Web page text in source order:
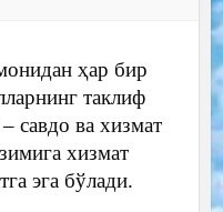
ҳар бир
таклиф
савдо ва хизмат
хизмат
эга бўлади.